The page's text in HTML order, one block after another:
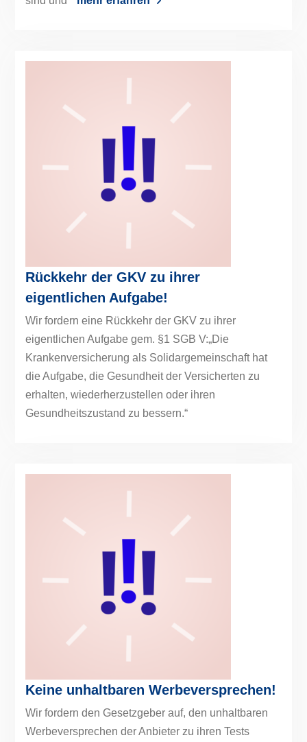
Rückkehr der GKV zu ihrer
eigentlichen Aufgabe!
Wir fordern eine Rückkehr der GKV zu ihrer
eigentlichen Aufgabe gem. §1 SGB V:„Die
Krankenversicherung als Solidargemeinschaft hat
die Aufgabe, die Gesundheit der Versicherten zu
erhalten, wiederherzustellen oder ihren
Gesundheitszustand zu bessern.“
Keine unhaltbaren Werbeversprechen!
Wir fordern den Gesetzgeber auf, den unhaltbaren
Werbeversprechen der Anbieter zu ihren Tests